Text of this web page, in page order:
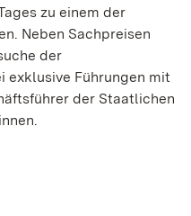
zu einem der
Neben Sachpreisen
der
exklusive Führungen mit
der Staatlichen